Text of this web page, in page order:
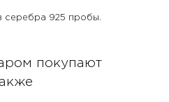
серебра 925 пробы.
покупают